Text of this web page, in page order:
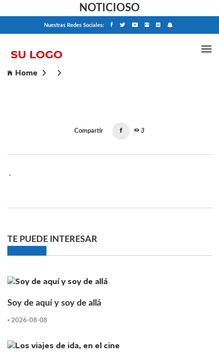
NOTICIOSO
Nuestras Redes Sociales:
Home
Compartir 3
-
TE PUEDE INTERESAR
Soy de aquí y soy de allá
- 2026-08-08